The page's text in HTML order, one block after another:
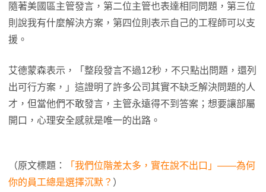
隨著美國區主管發言，第二位主管也表達相同問題，第三位
則說我有什麼解決方案，第四位則表示自己的工程師可以支
援。
艾德蒙森表示，「整段發言不過12秒，不只點出問題，還列
出可行方案，」這證明了許多公司其實不缺乏解決問題的人
才，但當他們不敢發言，主管永遠得不到答案；想要讓部屬
開口，心理安全感就是唯一的出路。
（原文標題：
「我們位階差太多，實在說不出口」——為何
你的員工總是選擇沉默？ ）